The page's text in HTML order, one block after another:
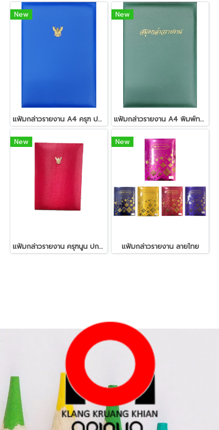
New
แฟ้มกล่าวรายงาน A4 ครุฑ ปกหนัง
New
แฟ้มกล่าวรายงาน A4 พิมพ์ทอง ปกหนัง
New
แฟ้มกล่าวรายงาน ครุฑนูน ปกผ้า
New
แฟ้มกล่าวรายงาน ลายไทย